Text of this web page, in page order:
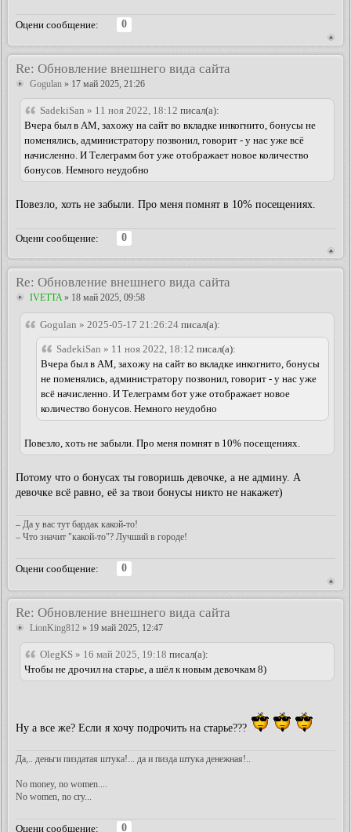
Оцени сообщение:
0
Re: Обновление внешнего вида сайта
Gogulan » 17 май 2025, 21:26
SadekiSan » 11 ноя 2022, 18:12 писал(а):
Вчера был в АМ, захожу на сайт во вкладке инкогнито, бонусы не
поменялись, администратору позвонил, говорит - у нас уже всё
начисленно. И Телеграмм бот уже отображает новое количество
бонусов. Немного неудобно
Повезло, хоть не забыли. Про меня помнят в 10% посещениях.
Оцени сообщение:
0
Re: Обновление внешнего вида сайта
IVETTA» 18 май 2025, 09:58
Gogulan » 2025-05-17 21:26:24 писал(а):
SadekiSan » 11 ноя 2022, 18:12 писал(а):
Вчера был в АМ, захожу на сайт во вкладке инкогнито, бонусы
не поменялись, администратору позвонил, говорит - у нас уже
всё начисленно. И Телеграмм бот уже отображает новое
количество бонусов. Немного неудобно
Повезло, хоть не забыли. Про меня помнят в 10% посещениях.
Потому что о бонусах ты говоришь девочке, а не админу. А
девочке всё равно, её за твои бонусы никто не накажет)
– Да у вас тут бардак какой-то!
– Что значит "какой-то"? Лучший в городе!
Оцени сообщение:
0
Re: Обновление внешнего вида сайта
LionKing812 » 19 май 2025, 12:47
OlegKS » 16 май 2025, 19:18 писал(а):
Чтобы не дрочил на старье, а шёл к новым девочкам 8)
Ну а все же? Если я хочу подрочить на старье???
Да,.. деньги пиздатая штука!... да и пизда штука денежная!..
No money, no women....
No women, no cry...
Оцени сообщение:
0